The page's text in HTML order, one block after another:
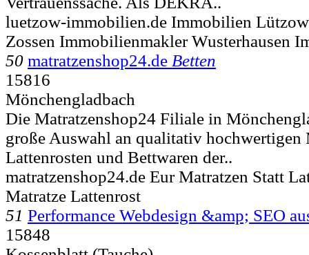
luetzow-immobilien.de Immobilien
Zossen Immobilienmakler Wusterhausen
50 matratzenshop24.de Betten
15816
Mönchengladbach
Die Matratzenshop24 Filiale in
große Auswahl an qualitativ hochwertigen
Lattenrosten und Bettwaren der..
matratzenshop24.de Eur Matratzen Statt
Matratze Lattenrost
51 Performance Webdesign &amp; SEO
15848